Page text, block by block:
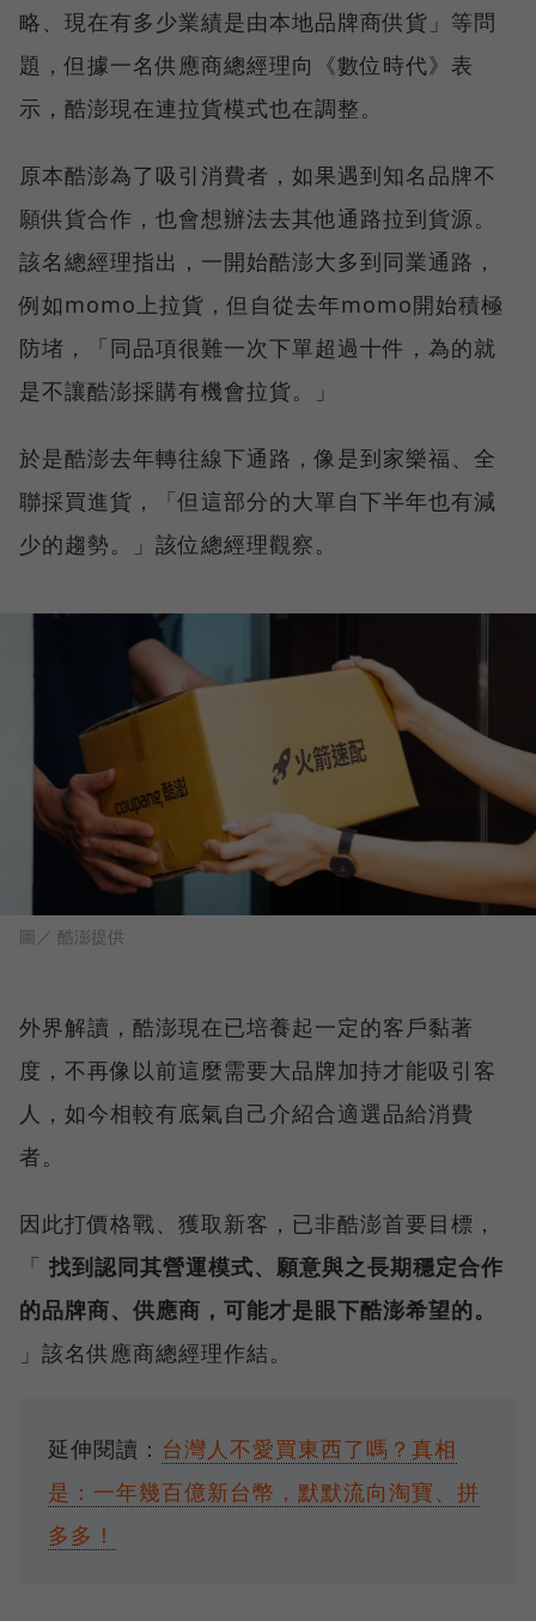
略、現在有多少業績是由本地品牌商供貨」等問
題，但據一名供應商總經理向《數位時代》表
示，酷澎現在連拉貨模式也在調整。
原本酷澎為了吸引消費者，如果遇到知名品牌不
願供貨合作，也會想辦法去其他通路拉到貨源。
該名總經理指出，一開始酷澎大多到同業通路，
例如momo上拉貨，但自從去年momo開始積極
防堵，「同品項很難一次下單超過十件，為的就
是不讓酷澎採購有機會拉貨。」
於是酷澎去年轉往線下通路，像是到家樂福、全
聯採買進貨，「但這部分的大單自下半年也有減
少的趨勢。」該位總經理觀察。
圖／ 酷澎提供
外界解讀，酷澎現在已培養起一定的客戶黏著
度，不再像以前這麼需要大品牌加持才能吸引客
人，如今相較有底氣自己介紹合適選品給消費
者。
因此打價格戰、獲取新客，已非酷澎首要目標，
「 找到認同其營運模式、願意與之長期穩定合作
的品牌商、供應商，可能才是眼下酷澎希望的。
」該名供應商總經理作結。
延伸閱讀： 台灣人不愛買東西了嗎？真相
是：一年幾百億新台幣，默默流向淘寶、拼
多多！